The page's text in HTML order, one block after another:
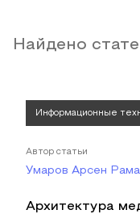
Найдено
Информационные
Автор статьи
Умаров Арсен
Архитектура